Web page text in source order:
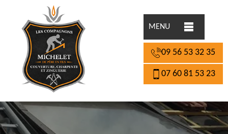
MENU
09 56 53 32 35
07 60 81 53 23